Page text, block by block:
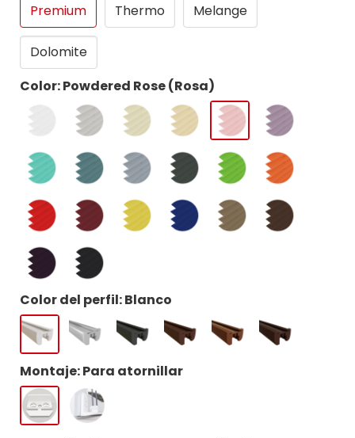
Premium Thermo Melange
Dolomite
Color: Powdered Rose (Rosa)
Color del perfil: Blanco
Montaje: Para atornillar